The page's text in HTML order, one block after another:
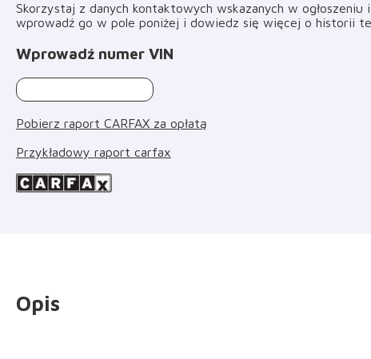
Skorzystaj z danych kontaktowych wskazanych w
wprowadź go w pole poniżej i dowiedz się więcej o historii
Wprowadź numer VIN
Pobierz raport CARFAX za opłatą
Przykładowy raport carfax
Opis